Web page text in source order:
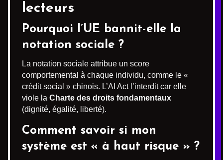
lecteurs
Pourquoi l’UE bannit-elle la
notation sociale ?
La notation sociale attribue un score
comportemental à chaque individu, comme le «
crédit social » chinois. L’AI Act l’interdit car elle
viole la Charte des droits fondamentaux
(dignité, égalité, liberté).
Comment savoir si mon
système est « à haut risque » ?